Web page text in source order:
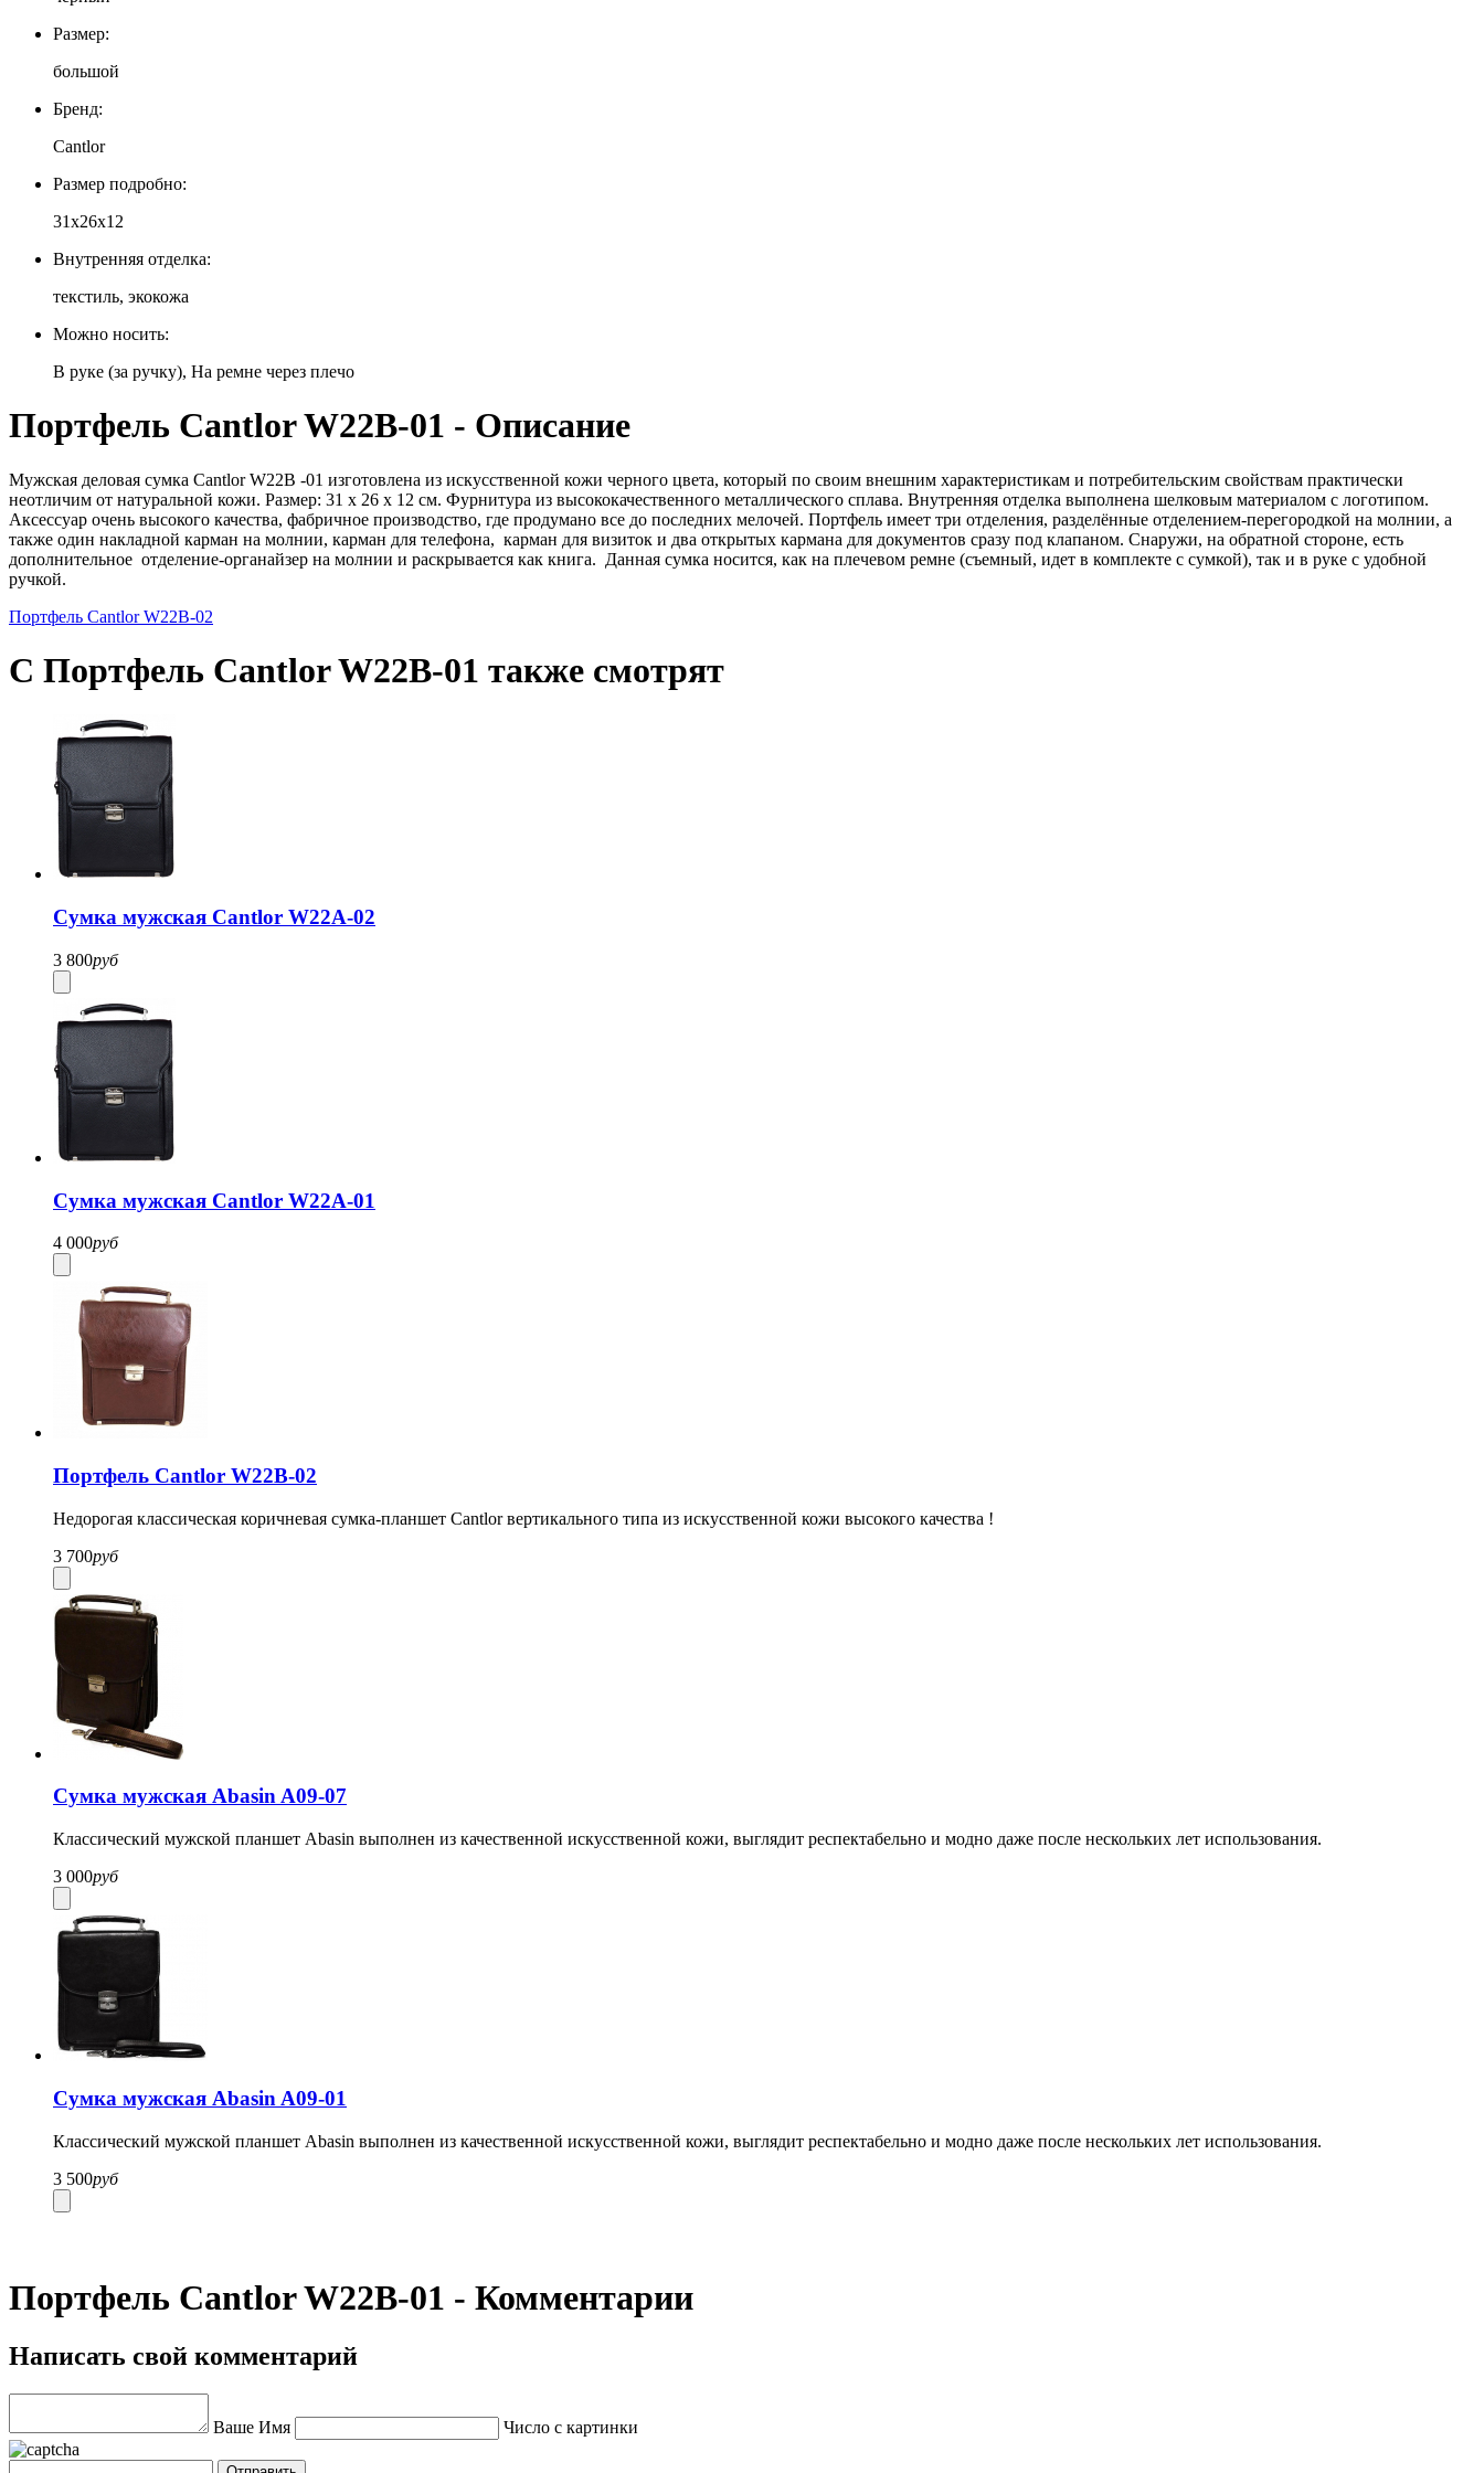
Размер:
большой
Бренд:
Cantlor
Размер подробно:
31х26х12
Внутренняя отделка:
текстиль, экокожа
Можно носить:
В руке (за ручку), На ремне через плечо
Портфель Cantlor W22B-01 - Описание
Мужская деловая сумка Cantlor W22B -01 изготовлена из искусственной кожи черного цвета, который по своим внешним характеристикам и потребительским свойствам практически
неотличим от натуральной кожи. Размер: 31 х 26 х 12 см. Фурнитура из высококачественного металлического сплава. Внутренняя отделка выполнена шелковым материалом с логотипом.
Аксессуар очень высокого качества, фабричное производство, где продумано все до последних мелочей. Портфель имеет три отделения, разделённые отделением-перегородкой на молнии, а
также один накладной карман на молнии, карман для телефона, карман для визиток и два открытых кармана для документов сразу под клапаном. Снаружи, на обратной стороне, есть
дополнительное отделение-органайзер на молнии и раскрывается как книга. Данная сумка носится, как на плечевом ремне (съемный, идет в комплекте с сумкой), так и в руке с удобной
ручкой.
Портфель Cantlor W22B-02
С Портфель Cantlor W22B-01 также смотрят
Cумка мужская Cantlor W22A-02
3 800руб
Cумка мужская Cantlor W22A-01
4 000руб
Портфель Cantlor W22B-02
Недорогая классическая коричневая сумка-планшет Cantlor вертикального типа из искусственной кожи высокого качества !
3 700руб
Сумка мужская Abasin A09-07
Классический мужской планшет Abasin выполнен из качественной искусственной кожи, выглядит респектабельно и модно даже после нескольких лет использования.
3 000руб
Сумка мужская Abasin A09-01
Классический мужской планшет Abasin выполнен из качественной искусственной кожи, выглядит респектабельно и модно даже после нескольких лет использования.
3 500руб
Портфель Cantlor W22B-01 - Комментарии
Написать свой комментарий
Ваше Имя Число с картинки